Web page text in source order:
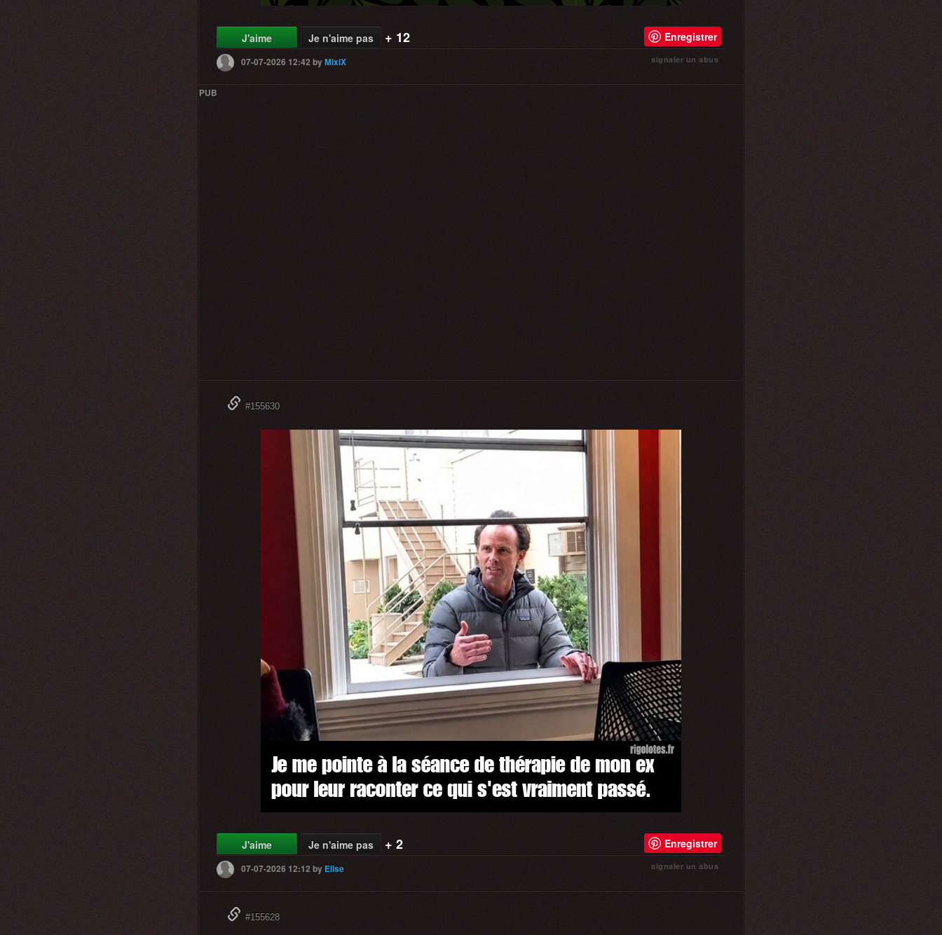
J'aime Je n'aime pas + 12 Enregistrer
07-07-2026 12:42 byMixiX signaler un abus
PUB
#155630
J'aime Je n'aime pas + 2 Enregistrer
07-07-2026 12:12 by Elise signaler un abus
#155628